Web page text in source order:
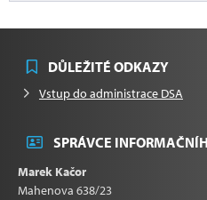
DŮLEŽITÉ ODKAZY
Vstup do administrace DSA
SPRÁVCE
Marek Kačor
Mahenova 638/23